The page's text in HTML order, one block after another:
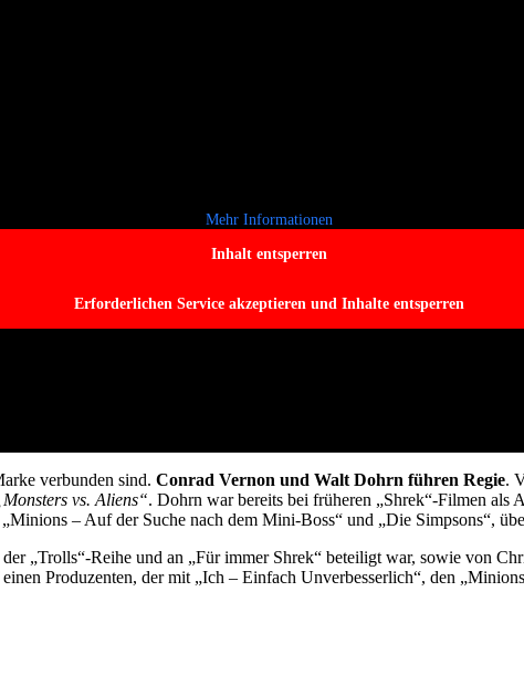
Mehr Informationen
Inhalt entsperren
Erforderlichen Service akzeptieren und Inhalte entsperren
verbunden sind. Conrad Vernon und Walt Dohrn führen Regie.
vs. Aliens“. Dohrn war bereits bei früheren „Shrek“-Filmen als
– Auf der Suche nach dem Mini-Boss“ und „Die Simpsons“,
„Trolls“-Reihe und an „Für immer Shrek“ beteiligt war, sowie von
Produzenten, der mit „Ich – Einfach Unverbesserlich“, den